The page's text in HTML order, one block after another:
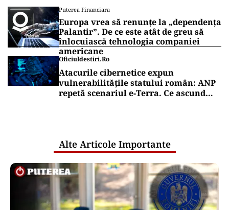
Puterea Financiara
Europa vrea să renunțe la „dependența
Palantir”. De ce este atât de greu să
înlocuiască tehnologia companiei
americane
Oficiuldestiri.ro
Atacurile cibernetice expun
vulnerabilitățile statului român: ANP
repetă scenariul e‑Terra. Ce ascund
Alte Articole Importante